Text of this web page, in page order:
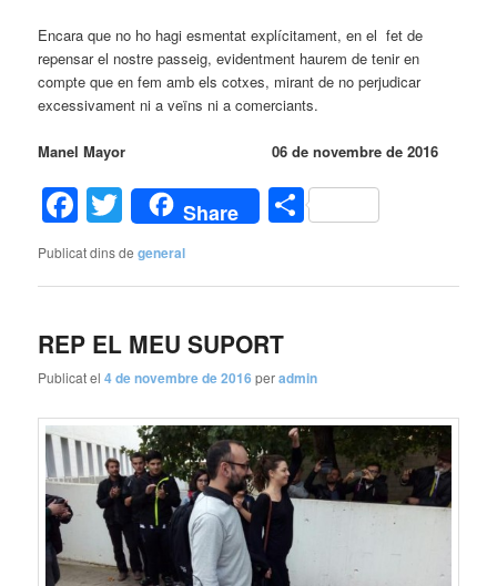
Encara que no ho hagi esmentat explícitament, en el fet de
repensar el nostre passeig, evidentment haurem de tenir en
compte que en fem amb els cotxes, mirant de no perjudicar
excessivament ni a veïns ni a comerciants.
Manel Mayor 06 de novembre de 2016
Facebook
Twitter
Share Comparteix
Publicat dins de general
REP EL MEU SUPORT
Publicat el4 de novembre de 2016 peradmin